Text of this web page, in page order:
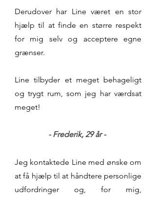
Derudover har Line været en stor
hjælp til at finde en større respekt
for mig selv og acceptere egne
grænser.
Line tilbyder et meget behageligt
og trygt rum, som jeg har værdsat
meget!
- Frederik, 29år -
Jeg kontaktede Line med ønske om
at få hjælp til at håndtere personlige
udfordringer og, for mig,